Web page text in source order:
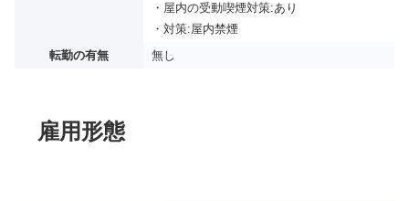
・屋内の受動喫煙対策:あり
・対策:屋内禁煙
転勤の有無
無し
雇用形態